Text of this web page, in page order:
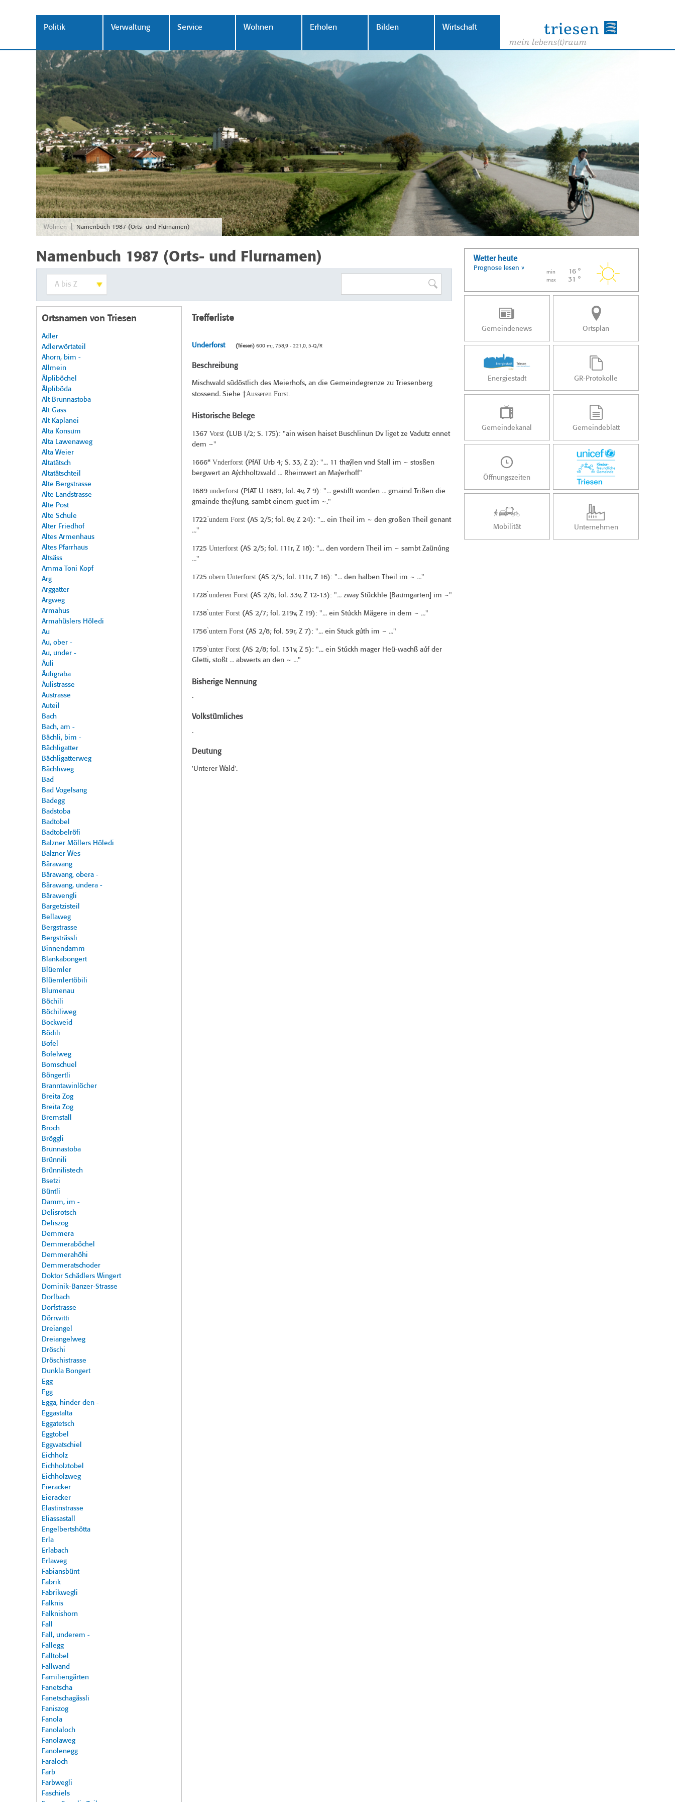
Politik Verwaltung Service Wohnen Erholen Bilden Wirtschaft
Wohnen Namenbuch 1987 (Orts- und Flurnamen)
Namenbuch 1987 (Orts- und Flurnamen)
Ortsnamen von Triesen
Adler
Adlerwörtateil
Ahorn, bim -
Allmein
Älpliböchel
Älpliböda
Alt Brunnastoba
Alt Gass
Alt Kaplanei
Alta Konsum
Alta Lawenaweg
Alta Weier
Altatätsch
Altatätschteil
Alte Bergstrasse
Alte Landstrasse
Alte Post
Alte Schule
Alter Friedhof
Altes Armenhaus
Altes Pfarrhaus
Altsäss
Amma Toni Kopf
Arg
Arggatter
Argweg
Armahus
Armahüslers Höledi
Au
Au, ober -
Au, under -
Äuli
Äuligraba
Äulistrasse
Austrasse
Auteil
Bach
Bach, am -
Bächli, bim -
Bächligatter
Bächligatterweg
Bächliweg
Bad
Bad Vogelsang
Badegg
Badstoba
Badtobel
Badtobelröfi
Balzner Möllers Höledi
Balzner Wes
Bärawang
Bärawang, obera -
Bärawang, undera -
Bärawengli
Bargetzisteil
Bellaweg
Bergstrasse
Bergsträssli
Binnendamm
Blankabongert
Blüemler
Blüemlertöbili
Blumenau
Böchili
Böchiliweg
Bockweid
Bödili
Bofel
Bofelweg
Bomschuel
Böngertli
Branntawinlöcher
Breita Zog
Breita Zog
Bremstall
Broch
Bröggli
Brunnastoba
Brünnili
Brünnilistech
Bsetzi
Büntli
Damm, im -
Delisrotsch
Deliszog
Demmera
Demmeraböchel
Demmerahöhi
Demmeratschoder
Doktor Schädlers Wingert
Dominik-Banzer-Strasse
Dorfbach
Dorfstrasse
Dörrwitti
Dreiangel
Dreiangelweg
Dröschi
Dröschistrasse
Dunkla Bongert
Egg
Egg
Egga, hinder den -
Eggastalta
Eggatetsch
Eggtobel
Eggwatschiel
Eichholz
Eichholztobel
Eichholzweg
Eieracker
Eieracker
Elastinstrasse
Eliassastall
Engelbertshötta
Erla
Erlabach
Erlaweg
Fabiansbünt
Fabrik
Fabrikwegli
Falknis
Falknishorn
Fall
Fall, underem -
Fallegg
Falltobel
Fallwand
Familiengärten
Fanetscha
Fanetschagässli
Faniszog
Fanola
Fanolaloch
Fanolaweg
Fanolenegg
Faraloch
Farb
Farbwegli
Faschiels
Trefferliste
Underforst (Triesen)600 m;, 758,9 - 221,0, 5-Q/R
Beschreibung
Mischwald südöstlich des Meierhofs, an die Gemeindegrenze zu Triesenberg
stossend. Siehe †Ausseren Forst.
Historische Belege
1367 Vorst( LUB I/2; S. 175): "ain wisen haiset Buschlinun Dv liget ze Vadutz ennet
dem ~"
1666* Vnderforst( PfAT Urb 4; S. 33, Z 2): "... 11 thaýlen vnd Stall im ~ stosßen
bergwert an Aýchholtzwald ... Rheinwert an Maýerhoff"
1689 underforst( PfAT U 1689; fol. 4v, Z 9): "... gestifft worden ... gmaind Trißen die
gmainde theýlung, sambt einem guet im ~."
1722 ̀undern Forst(AS 2/5; fol. 8v, Z 24): "... ein Theil im ~ den großen Theil genant
..."
1725 Unterforst(AS 2/5; fol. 111r, Z 18): "... den vordern Theil im ~ sambt Zaünúng
..."
1725 obern Unterforst(AS 2/5; fol. 111r, Z 16): "... den halben Theil im ~ ..."
1728 ̀underen Forst(AS 2/6; fol. 33v, Z 12-13): "... zway Stückhle [Baumgarten] im ~"
1738 ̀unter Forst(AS 2/7; fol. 219v, Z 19): "... ein Stúckh Mägere in dem ~ ..."
1756 ̀untern Forst(AS 2/8; fol. 59r, Z 7): "... ein Stuck gúth im ~ ..."
1759 ̀unter Forst(AS 2/8; fol. 131v, Z 5): "... ein Stúckh mager Heü-wachß aúf der
Gletti, stoßt ... abwerts an den ~ ..."
Bisherige Nennung
-
Volkstümliches
-
Deutung
'Unterer Wald'.
Wetter heute
Prognose lesen »
min 16 °
max 31 °
Gemeindenews Ortsplan
Energiestadt GR-Protokolle
Gemeindekanal Gemeindeblatt
Öffnungszeiten
Mobilität Unternehmen